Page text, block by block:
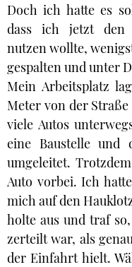
Doch ich hatte es
dass ich jetzt den
nutzen wollte,
gespalten und unter
Mein Arbeitsplatz
Meter von der
viele Autos
eine Baustelle und
umgeleitet.
Auto vorbei. Ich
mich auf den
holte aus und traf
zerteilt war, als
der Einfahrt hielt.